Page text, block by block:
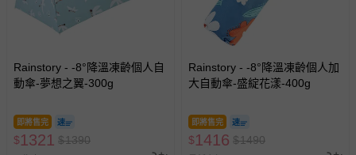
Rainstory - -8°降溫凍齡個人自
動傘-夢想之翼-300g
即將售完
$1321 $1390
Rainstory - -8°降溫凍齡個人加
大自動傘-盛綻花漾-400g
即將售完
$1416 $1490